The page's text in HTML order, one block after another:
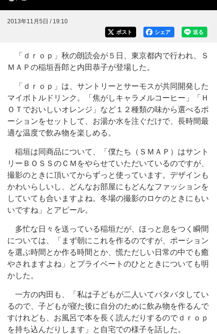
2013年11月5日 / 19:10
送る
シェア
ポスト
「ｄｒｏｐ」秋の朗読会が５日、東京都内で行われ、Ｓ
ＭＡＰの稲垣吾郎と内田恭子が登場した。
「ｄｒｏｐ」は、サントリーとサーモスが共同開発した
マイボトルドリンク。「焦がしキャラメルコーヒー」「Ｈ
ＯＴでおいしいオレンジ」など１２種類の味から選べるポ
ーションをセットして、お湯か水を注ぐだけで、長時間最
適な温度で飲み物を楽しめる。
稲垣は同商品について、「僕たち（ＳＭＡＰ）はサント
リーＢＯＳＳのＣＭをやらせていただいているのですが、
撮影のときに頂いてからずっと使っています。デザインも
かわいらしいし、どんなお部屋にもどんなファッションを
していても合いますよね。冬場の撮影のロケのときにもい
いですね」とアピール。
多忙な日々を送っている稲垣だが、ほっと息をつく瞬間
については、「まず朝にこれを作るのですが、ポーション
を選ぶ時間とか作る時間とか、慌ただしい日常の中でも癒
やされますよね」とプライベートのひとときについても明
かした。
一方の内田も、「私は子どもが二人いてバタバタしてい
るので、子どもが寝た後に自分のために飲み物を作るんで
すけれども、お風呂で本を長く読んだりするのでｄｒｏｐ
を持ち込んだりします」と自宅での様子を話した。